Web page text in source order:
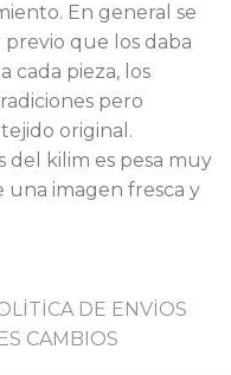
En general se
que los daba
cada pieza, los
pero
original.
del kilim es pesa muy
una imagen fresca y
DE ENVİOS
CAMBIOS